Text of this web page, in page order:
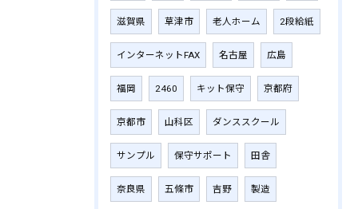
滋賀県 草津市 老人ホーム 2段給紙
インターネットFAX 名古屋 広島
福岡 2460 キット保守 京都府
京都市 山科区 ダンススクール
サンプル 保守サポート 田舎
奈良県 五條市 吉野 製造